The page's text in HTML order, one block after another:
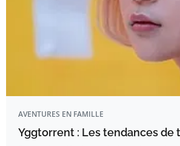
AVENTURES EN FAMILLE
Yggtorrent : Les tendances